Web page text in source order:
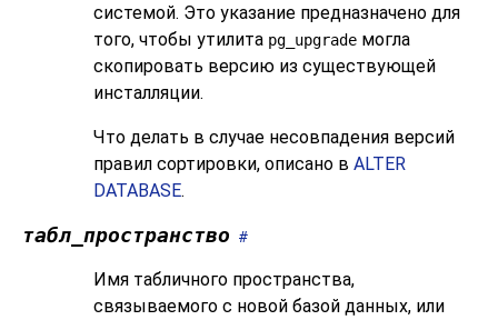
системой. Это указание предназначено для
того, чтобы утилита pg_upgrade могла
скопировать версию из существующей
инсталляции.
Что делать в случае несовпадения версий
правил сортировки, описано в ALTER
DATABASE.
табл_пространство #
Имя табличного пространства,
связываемого с новой базой данных, или